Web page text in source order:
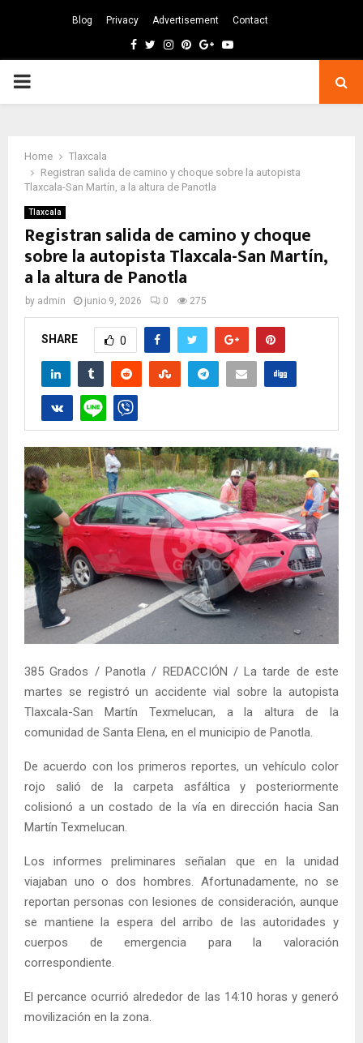
Blog Privacy Advertisement Contact
Facebook
TwitterInstagram
Pinterest
GoogleYoutube
PRIMARY
Home
Tlaxcala
Registran salida de camino y choque sobre la autopista
Tlaxcala-San Martín, a la altura de Panotla
Tlaxcala
Registran salida de camino y choque
sobre la autopista Tlaxcala-San Martín,
a la altura de Panotla
by admin junio 9, 2026 0 275
SHARE 0
385 Grados / Panotla / REDACCIÓN / La tarde de este
martes se registró un accidente vial sobre la autopista
Tlaxcala-San Martín Texmelucan, a la altura de la
comunidad de Santa Elena, en el municipio de Panotla.
De acuerdo con los primeros reportes, un vehículo color
rojo salió de la carpeta asfáltica y posteriormente
colisionó a un costado de la vía en dirección hacia San
Martín Texmelucan.
Los informes preliminares señalan que en la unidad
viajaban uno o dos hombres. Afortunadamente, no se
reportan personas con lesiones de consideración, aunque
se mantiene la espera del arribo de las autoridades y
cuerpos de emergencia para la valoración
correspondiente.
El percance ocurrió alrededor de las 14:10 horas y generó
movilización en la zona.